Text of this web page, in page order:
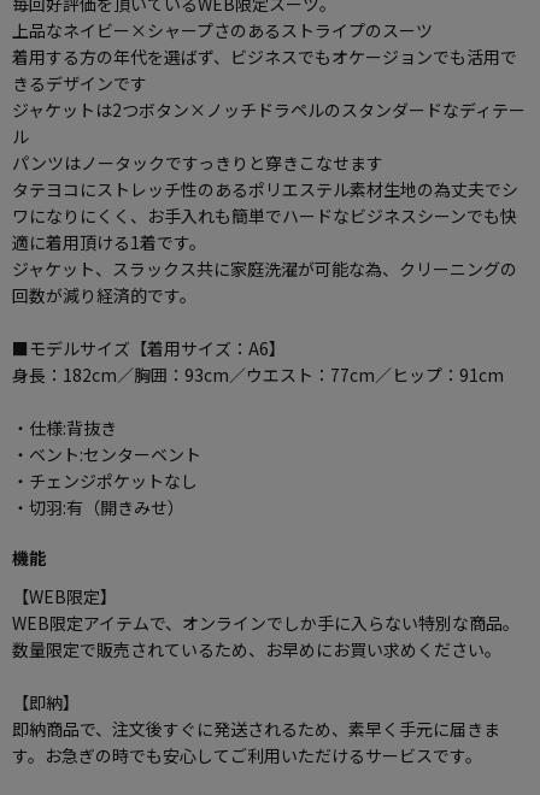
上品なネイビー×シャープさのあるストライプのスーツ
着用する方の年代を選ばず、ビジネスでもオケージョンでも活用で
きるデザインです
ジャケットは2つボタン×ノッチドラペルのスタンダードなディテー
ル
パンツはノータックですっきりと穿きこなせます
タテヨコにストレッチ性のあるポリエステル素材生地の為丈夫でシ
ワになりにくく、お手入れも簡単でハードなビジネスシーンでも快
適に着用頂ける1着です。
ジャケット、スラックス共に家庭洗濯が可能な為、クリーニングの
回数が減り経済的です。
■モデルサイズ【着用サイズ：A6】
身長：182cm／胸囲：93cm／ウエスト：77cm／ヒップ：91cm
・仕様:背抜き
・ベント:センターベント
・チェンジポケットなし
・切羽:有（開きみせ）
機能
【WEB限定】
WEB限定アイテムで、オンラインでしか手に入らない特別な商品。
数量限定で販売されているため、お早めにお買い求めください。
【即納】
即納商品で、注文後すぐに発送されるため、素早く手元に届きま
す。お急ぎの時でも安心してご利用いただけるサービスです。